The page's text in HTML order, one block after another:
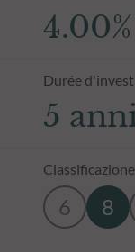
4.00%
Durée
5
6 8